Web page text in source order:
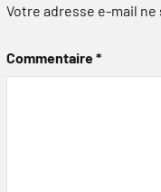
Votre adresse e-mail ne
Commentaire*